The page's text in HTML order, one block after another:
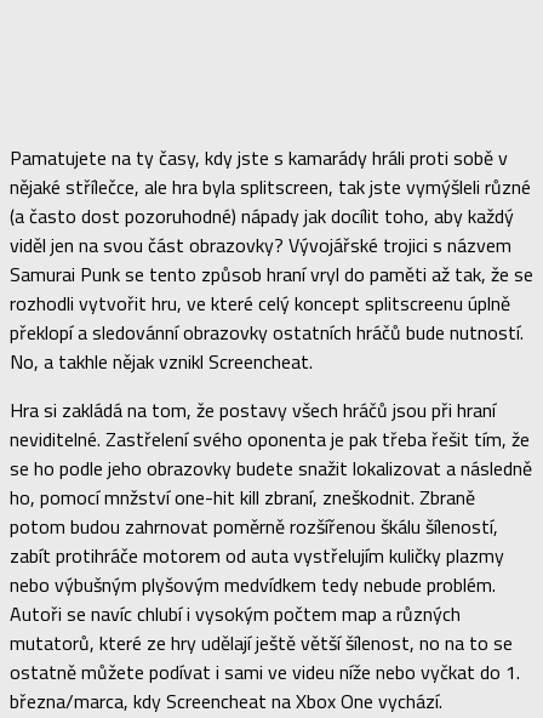
Pamatujete na ty časy, kdy jste s kamarády hráli proti sobě v
nějaké střílečce, ale hra byla splitscreen, tak jste vymýšleli různé
(a často dost pozoruhodné) nápady jak docílit toho, aby každý
viděl jen na svou část obrazovky? Vývojářské trojici s názvem
Samurai Punk se tento způsob hraní vryl do paměti až tak, že se
rozhodli vytvořit hru, ve které celý koncept splitscreenu úplně
překlopí a sledovánní obrazovky ostatních hráčů bude nutností.
No, a takhle nějak vznikl Screencheat.
Hra si zakládá na tom, že postavy všech hráčů jsou při hraní
neviditelné. Zastřelení svého oponenta je pak třeba řešit tím, že
se ho podle jeho obrazovky budete snažit lokalizovat a následně
ho, pomocí mnžství one-hit kill zbraní, zneškodnit. Zbraně
potom budou zahrnovat poměrně rozšířenou škálu šíleností,
zabít protihráče motorem od auta vystřelujím kuličky plazmy
nebo výbušným plyšovým medvídkem tedy nebude problém.
Autoři se navíc chlubí i vysokým počtem map a různých
mutatorů, které ze hry udělají ještě větší šílenost, no na to se
ostatně můžete podívat i sami ve videu níže nebo vyčkat do 1.
března/marca, kdy Screencheat na Xbox One vychází.